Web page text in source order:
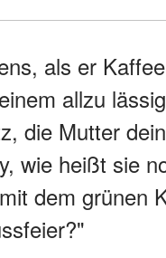
als er
allzu
die Mutter
wie heißt sie
dem grünen